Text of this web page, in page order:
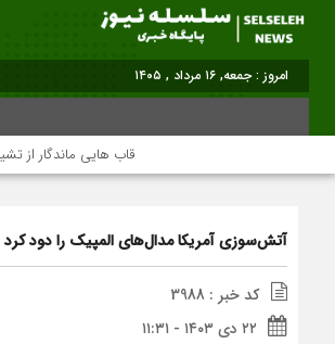
امروز : جمعه, ۱۶ مرداد , ۱۴۰۵
قاب هایی ماندگار از
آتش‌سوزی آمریکا مدال‌های المپیک را دود کرد
کد خبر : 3988
۲۲ دی ۱۴۰۳ - ۱۱:۳۱